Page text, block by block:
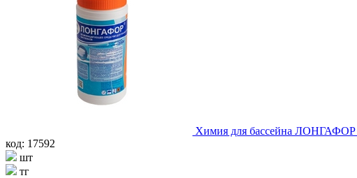
Химия для бассейна ЛОНГАФОР
код: 17592
шт
тг